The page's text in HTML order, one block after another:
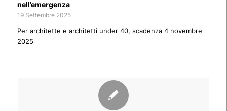
nell’emergenza
19 Settembre 2025
Per architette e architetti under 40, scadenza 4 novembre
2025